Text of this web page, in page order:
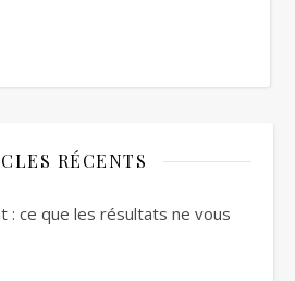
RÉCENTS
: ce que les résultats ne vous